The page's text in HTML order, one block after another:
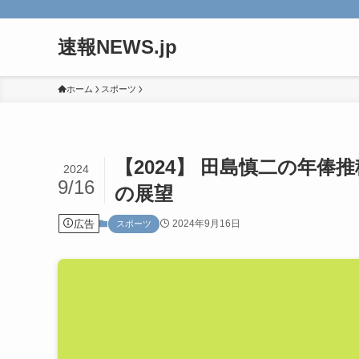
速報NEWS.jp
ホーム スポーツ
【2024】 田島慎二の年俸
の展望
2024
9/16
広告 スポーツ 2024年9月16日